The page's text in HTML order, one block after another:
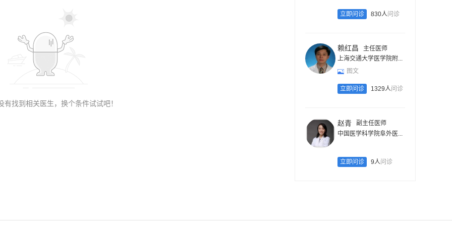
有找到相关医生，换个条件试试吧！
立即问诊 830人问诊
赖红昌 主任医师
上海交通大学医学院附...
图文
立即问诊 1329人问诊
赵青 副主任医师
中国医学科学院阜外医...
立即问诊 9人问诊